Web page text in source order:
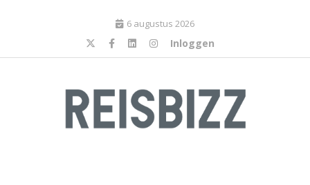
6 augustus 2026
Inloggen